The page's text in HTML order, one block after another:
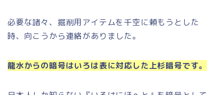
必要な諸々、掘削用アイテムを千空に頼もうとした
時、向こうから連絡がありました。
龍水からの暗号はいろは表に対応した上杉暗号です。